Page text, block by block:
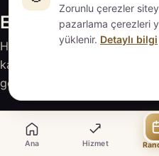
EVAPLUS İZMİT ile
Hizmeti inceleyin,
kapsam ve fiyat için
görüşün.
Randevu
Ana Hizmet
Zorunlu çerezler
pazarlama çerezleri
yüklenir. Detaylı bilgi